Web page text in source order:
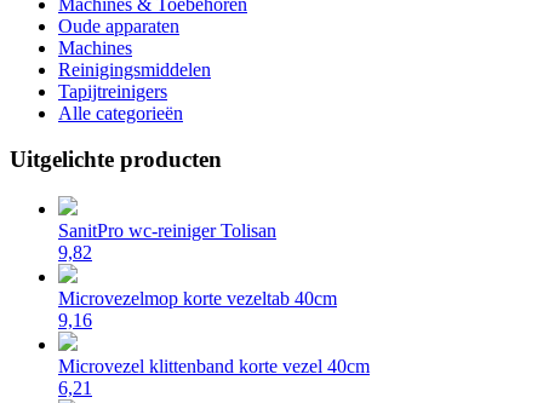
Oude apparaten
Machines
Reinigingsmiddelen
Tapijtreinigers
Alle categorieën
Uitgelichte producten
SanitPro wc-reiniger Tolisan
9,82
Microvezelmop korte vezeltab 40cm
9,16
Microvezel klittenband korte vezel 40cm
6,21